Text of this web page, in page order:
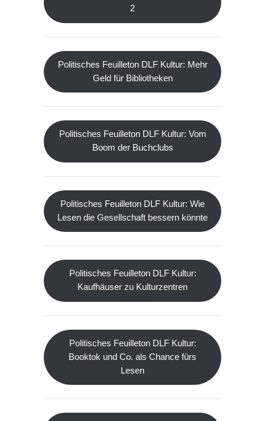
2
Politisches Feuilleton DLF Kultur: Mehr
Geld für Bibliotheken
Politisches Feuilleton DLF Kultur: Vom
Boom der Buchclubs
Politisches Feuilleton DLF Kultur: Wie
Lesen die Gesellschaft bessern könnte
Politisches Feuilleton DLF Kultur:
Kaufhäuser zu Kulturzentren
Politisches Feuilleton DLF Kultur:
Booktok und Co. als Chance fürs
Lesen